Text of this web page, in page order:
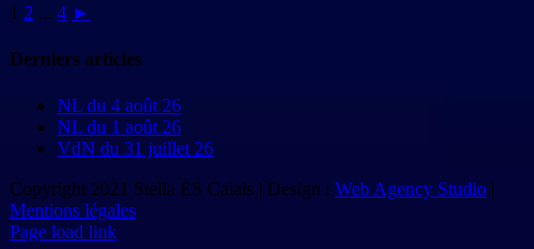
1 2 ... 4 ►
Derniers articles
NL du 4 août 26
NL du 1 août 26
VdN du 31 juillet 26
Copyright 2021 Stella ES Calais | Design : Web Agency Studio |
Mentions légales
Page load link